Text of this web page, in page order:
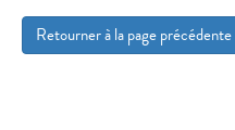
Retourner à la page précédente